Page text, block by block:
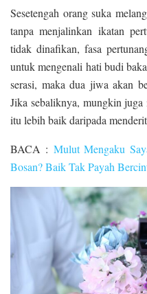
Sesetengah orang suka
tanpa menjalinkan ikatan
tidak dinafikan, fasa
untuk mengenali hati budi
serasi, maka dua jiwa akan
Jika sebaliknya, mungkin juga
itu lebih baik daripada
BACA : Mulut Mengaku
Bosan? Baik Tak Payah